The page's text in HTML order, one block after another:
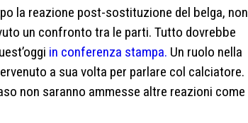
la reazione post-sostituzione del belga, non
un confronto tra le parti. Tutto dovrebbe
in conferenza stampa. Un ruolo nella
a sua volta per parlare col calciatore.
non saranno ammesse altre reazioni come